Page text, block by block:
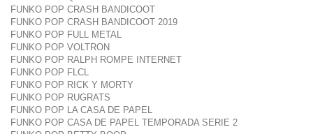
FUNKO POP CRASH BANDICOOT
FUNKO POP CRASH BANDICOOT 2019
FUNKO POP FULL METAL
FUNKO POP VOLTRON
FUNKO POP RALPH ROMPE INTERNET
FUNKO POP FLCL
FUNKO POP RICK Y MORTY
FUNKO POP RUGRATS
FUNKO POP LA CASA DE PAPEL
FUNKO POP CASA DE PAPEL TEMPORADA SERIE 2